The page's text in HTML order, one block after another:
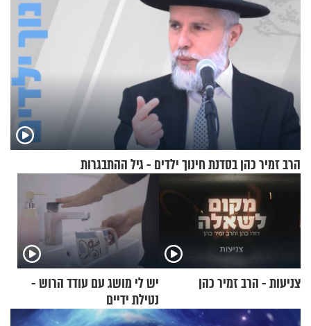
הרב זמיר כהן בסדנת חינוך ילדים - גיל ההתבגרות
צניעות - הרב זמיר כהן
יש לי מושג עם עודד הרוש -
נטילת ידיים